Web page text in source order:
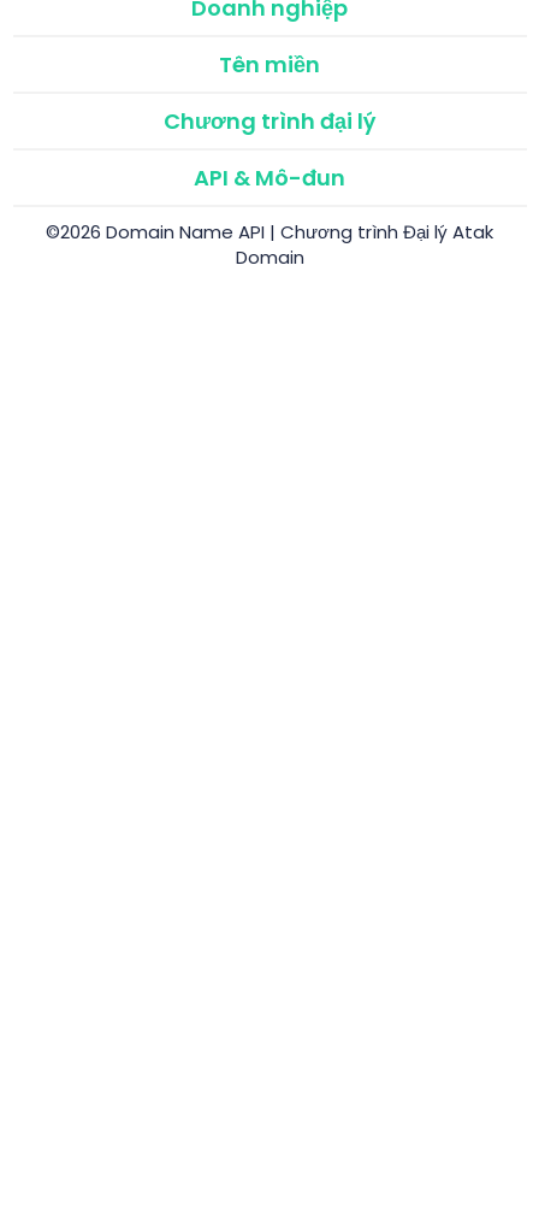
Doanh nghiệp
Tên miền
Chương trình đại lý
API & Mô-đun
©2026 Domain Name API | Chương trình Đại lý Atak
Domain